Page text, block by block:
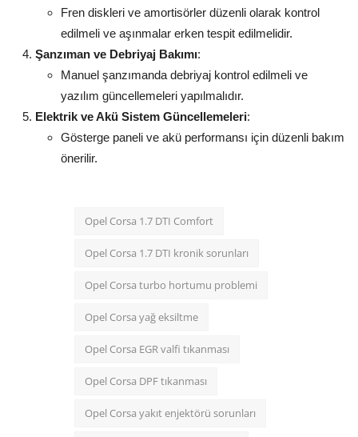
Fren diskleri ve amortisörler düzenli olarak kontrol
edilmeli ve aşınmalar erken tespit edilmelidir.
Şanzıman ve Debriyaj Bakımı:
Manuel şanzımanda debriyaj kontrol edilmeli ve
yazılım güncellemeleri yapılmalıdır.
Elektrik ve Akü Sistem Güncellemeleri:
Gösterge paneli ve akü performansı için düzenli bakım
önerilir.
Opel Corsa 1.7 DTI Comfort
Opel Corsa 1.7 DTI kronik sorunları
Opel Corsa turbo hortumu problemi
Opel Corsa yağ eksiltme
Opel Corsa EGR valfi tıkanması
Opel Corsa DPF tıkanması
Opel Corsa yakıt enjektörü sorunları